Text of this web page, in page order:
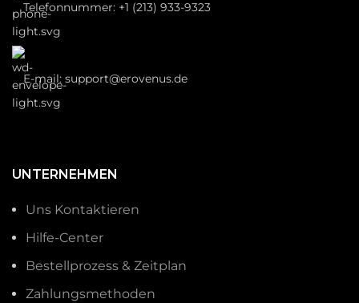
Telefonnummer: +1 (213) 933-9323
E-mail: support@erovenus.de
UNTERNEHMEN
Uns Kontaktieren
Hilfe-Center
Bestellprozess & Zeitplan
Zahlungsmethoden